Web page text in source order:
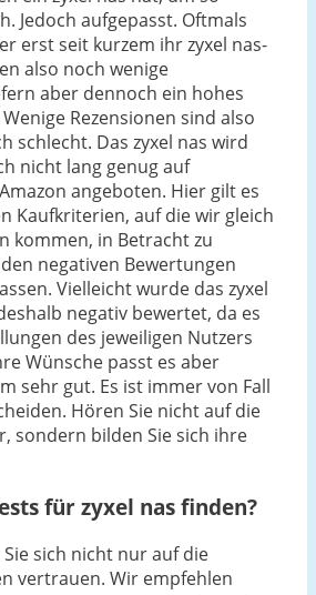
Jedoch aufgepasst. Oftmals
erst seit kurzem ihr zyxel nas-
also noch wenige
aber dennoch ein hohes
Rezensionen sind also
schlecht. Das zyxel nas wird
nicht lang genug auf
angeboten. Hier gilt es
Kaufkriterien, auf die wir gleich
kommen, in Betracht zu
negativen Bewertungen
Vielleicht wurde das zyxel
negativ bewertet, da es
des jeweiligen Nutzers
Wünsche passt es aber
sehr gut. Es ist immer von Fall
Hören Sie nicht auf die
sondern bilden Sie sich ihre
für zyxel nas finden?
sich nicht nur auf die
vertrauen. Wir empfehlen